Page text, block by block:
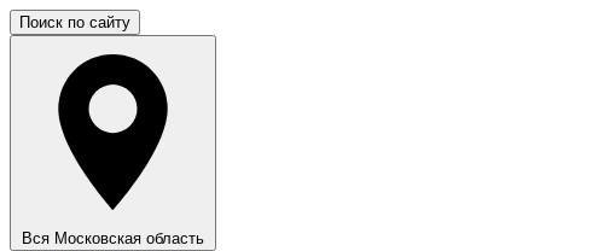
Поиск по сайту
Вся Московская область